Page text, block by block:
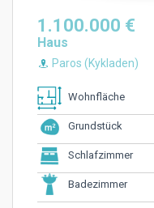
1.100.000 €
Haus
Paros (Kykladen)
Wohnfläche
Grundstück
Schlafzimmer
Badezimmer